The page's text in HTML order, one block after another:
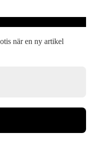
när en ny artikel